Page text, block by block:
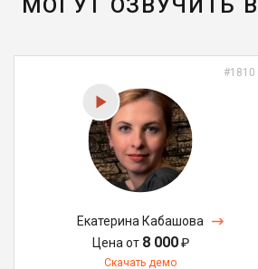
МОГУТ ОЗВУЧИТЬ
#1810
Екатерина Кабашова
Цена от 8 000₽
Скачать демо